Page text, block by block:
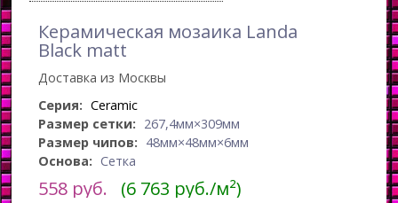
Керамическая мозаика Landa
Black matt
Доставка из Москвы
Серия: Ceramic
Размер сетки: 267,4мм×309мм
Размер чипов: 48мм×48мм×6мм
Основа: Сетка
558 руб. (6 763 руб./м²)